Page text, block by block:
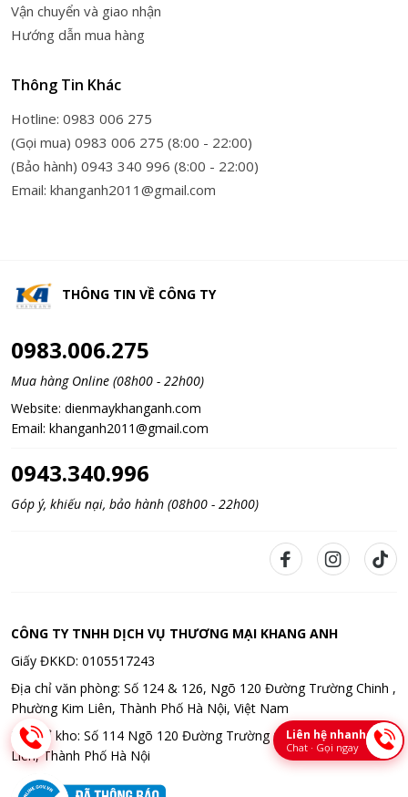
Vận chuyển và giao nhận
Hướng dẫn mua hàng
Thông Tin Khác
Hotline: 0983 006 275
(Gọi mua) 0983 006 275 (8:00 - 22:00)
(Bảo hành) 0943 340 996 (8:00 - 22:00)
Email: khanganh2011@gmail.com
THÔNG TIN VỀ CÔNG TY
0983.006.275
Mua hàng Online (08h00 - 22h00)
Website: dienmaykhanganh.com
Email: khanganh2011@gmail.com
0943.340.996
Góp ý, khiếu nại, bảo hành (08h00 - 22h00)
CÔNG TY TNHH DỊCH VỤ THƯƠNG MẠI KHANG ANH
Giấy ĐKKD: 0105517243
Địa chỉ văn phòng: Số 124 & 126, Ngõ 120 Đường Trường Chinh ,
Phường Kim Liên, Thành Phố Hà Nội, Việt Nam
Địa chỉ kho: Số 114 Ngõ 120 Đường Trường Chinh , Phường Kim
Liên, Thành Phố Hà Nội
Liên hệ nhanh
Chat · Gọi ngay